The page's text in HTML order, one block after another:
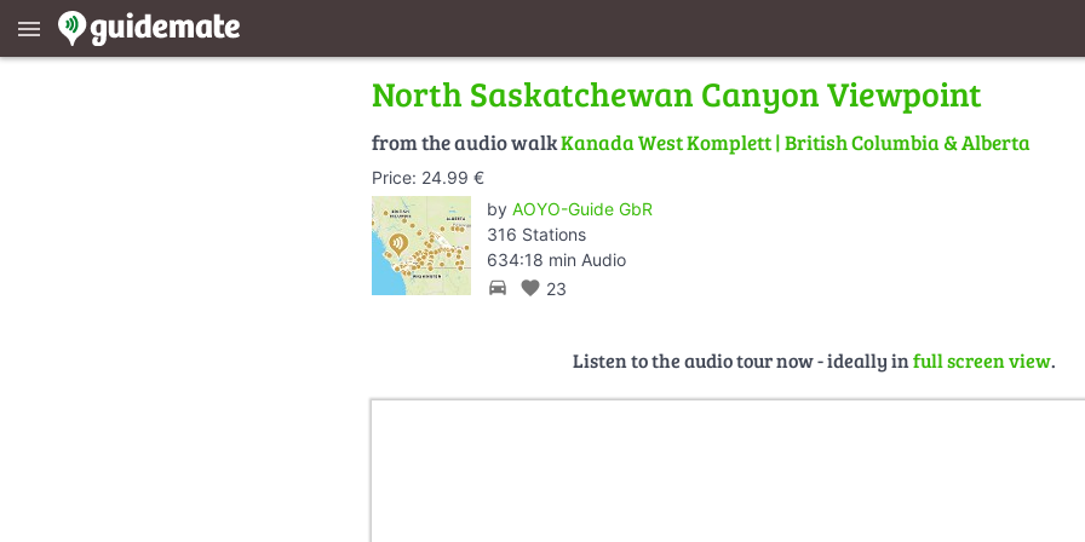
menu
North Saskatchewan Canyon Viewpoint
from the audio walkKanada West Komplett | British Columbia & Alberta
Price: 24.99 €
by AOYO-Guide GbR
316 Stations
634:18 min Audio
directions_car favorite 23
Listen to the audio tour now - ideally infull screen view.